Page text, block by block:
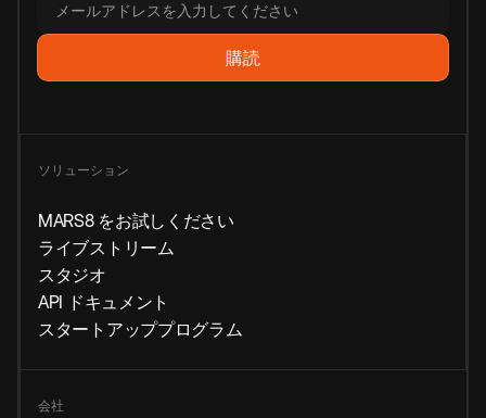
ソリューション
MARS8 をお試しください
ライブストリーム
スタジオ
API ドキュメント
スタートアッププログラム
会社